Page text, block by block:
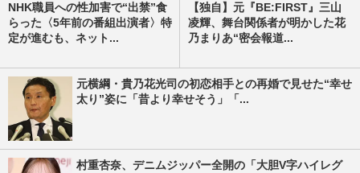
NHK職員への性加害で“出禁”食
らった〈5年前の番組出演者〉特
定が進むも、ネット...
【独自】元『BE:FIRST』三山
凌輝、舞台関係者が明かした花
乃まりあ“密会報道...
元横綱・貴乃花光司の初恋相手との再婚で見せた“幸せ
太り”姿に「昔より幸せそう」「...
村重杏奈、デニムジッパー全開の「大胆V字ハイレグ